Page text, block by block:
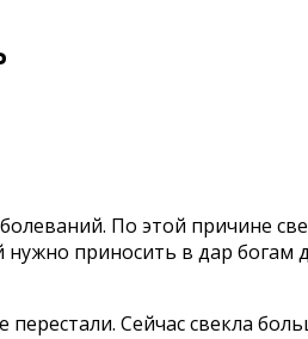
По этой причине
приносить в дар богам
Сейчас свекла